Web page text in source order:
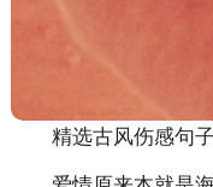
精选古风伤感句